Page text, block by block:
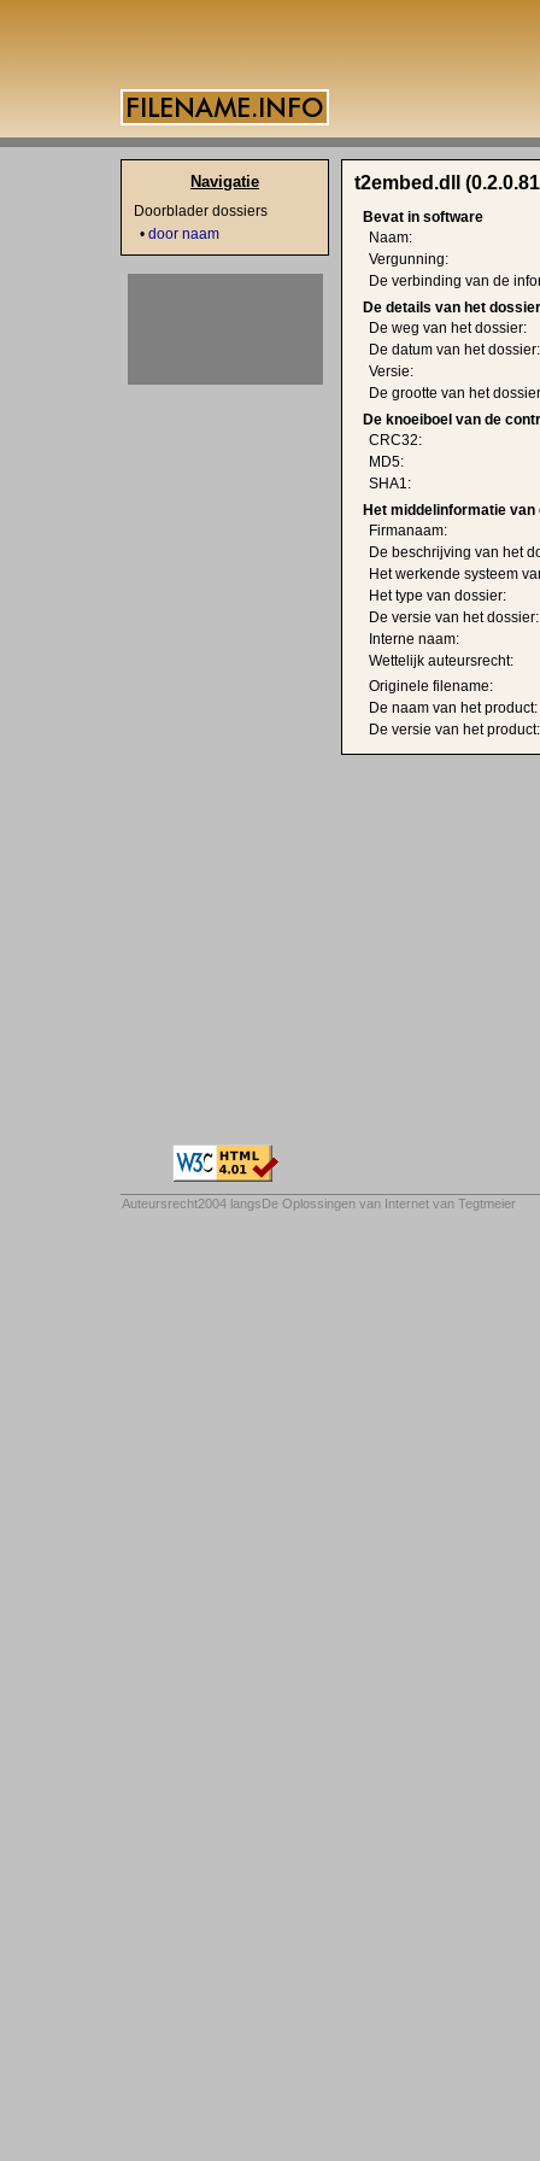
t2embed.dll
Bevat in software
Naam:
Vergunning:
De verbinding van de
De details van het dossier
De weg van het dossier:
De datum van het dossier:
Versie:
De grootte van het
De knoeiboel van de
CRC32:
MD5:
SHA1:
Het middelinformatie van
Firmanaam:
De beschrijving van het
Het werkende systeem
Het type van dossier:
De versie van het dossier:
Interne naam:
Wettelijk auteursrecht:
Originele filename:
De naam van het product:
De versie van het product:
Navigatie
Doorblader dossiers
• door naam
Auteursrecht2004 langsDe Oplossingen van Internet van Tegtmeier